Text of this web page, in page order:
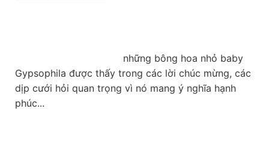
Gypsophila được thấy trong các lời chúc mừng, các
dịp cưới hỏi quan trọng vì nó mang ý nghĩa hạnh
phúc...